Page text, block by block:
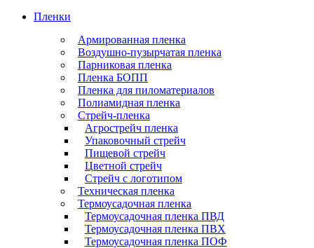
Пленки
Армированная пленка
Воздушно-пузырчатая пленка
Парниковая пленка
Пленка БОПП
Пленка для пиломатериалов
Полиамидная пленка
Стрейч-пленка
Агрострейч пленка
Упаковочный стрейч
Пищевой стрейч
Цветной стрейч
Стрейч с логотипом
Техническая пленка
Термоусадочная пленка
Термоусадочная пленка ПВД
Термоусадочная пленка ПВХ
Термоусадочная пленка ПОФ